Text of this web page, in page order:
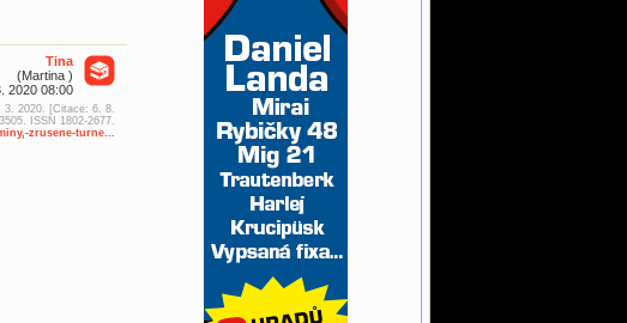
Tina
(Martina )
2020 08:00
3. 2020. [Citace: 6. 8.
ISSN 1802-2677.
zrusene-turne...